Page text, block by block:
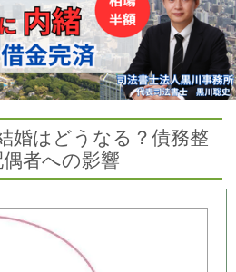
婚はどうなる？債務整
者への影響